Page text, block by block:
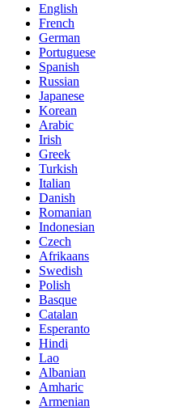
English
French
German
Portuguese
Spanish
Russian
Japanese
Korean
Arabic
Irish
Greek
Turkish
Italian
Danish
Romanian
Indonesian
Czech
Afrikaans
Swedish
Polish
Basque
Catalan
Esperanto
Hindi
Lao
Albanian
Amharic
Armenian